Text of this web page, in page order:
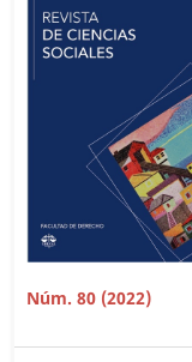
Núm. 80 (2022)